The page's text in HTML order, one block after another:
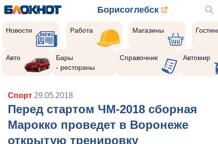
Борисоглебск
Новости Работа Магазины
Авто
Бары
- рестораны
Справочник Автомир
Спорт 29.05.2018
Перед стартом ЧМ-2018 сборная
Марокко проведет в Воронеже
открытую тренировку